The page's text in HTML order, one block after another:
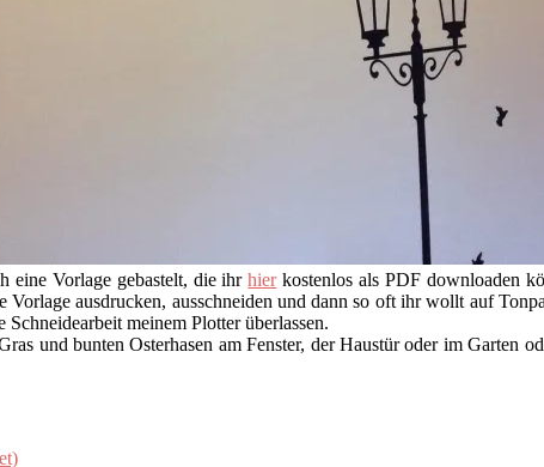
eine Vorlage gebastelt, die ihrhierkostenlos als PDF downloaden
ausdrucken, ausschneiden und dann so oft ihr wollt auf
meinem Plotter überlassen.
und bunten Osterhasen am Fenster, der Haustür oder im Garten